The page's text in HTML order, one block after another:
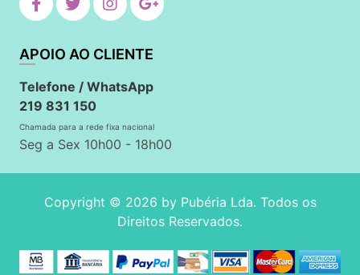
APOIO AO CLIENTE
Telefone / WhatsApp
219 831 150
Chamada para a rede fixa nacional
Seg a Sex 10h00 - 18h00
Copyright © 2026 by Pubéria Lda. Todos os
Direitos Reservados.